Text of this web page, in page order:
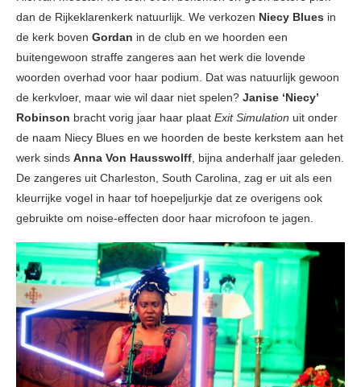
dan de Rijkeklarenkerk natuurlijk. We verkozen Niecy Blues in
de kerk boven Gordan in de club en we hoorden een
buitengewoon straffe zangeres aan het werk die lovende
woorden overhad voor haar podium. Dat was natuurlijk gewoon
de kerkvloer, maar wie wil daar niet spelen? Janise ‘Niecy’
Robinson bracht vorig jaar haar plaat Exit Simulation uit onder
de naam Niecy Blues en we hoorden de beste kerkstem aan het
werk sinds Anna Von Hausswolff, bijna anderhalf jaar geleden.
De zangeres uit Charleston, South Carolina, zag er uit als een
kleurrijke vogel in haar tof hoepeljurkje dat ze overigens ook
gebruikte om noise-effecten door haar microfoon te jagen.